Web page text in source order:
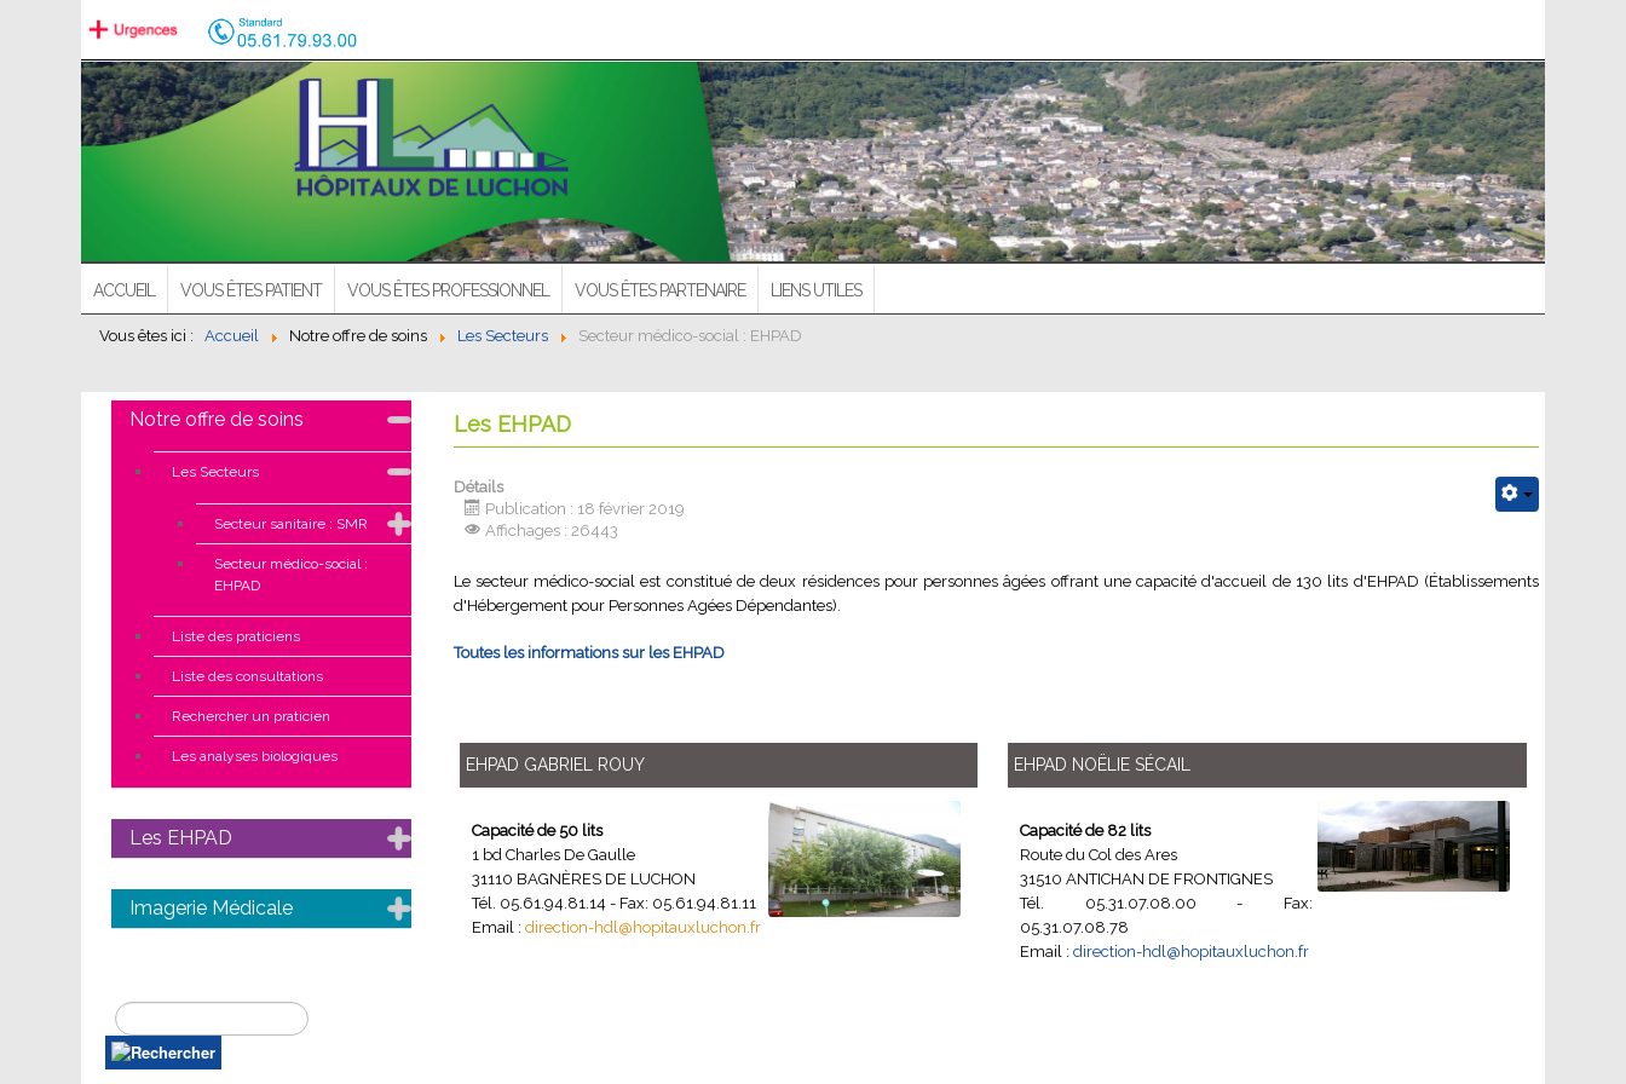
ACCUEIL VOUS ÊTES PATIENT VOUS ÊTES PROFESSIONNEL VOUS ÊTES PARTENAIRE LIENS UTILES
Vous êtes ici : Accueil Notre offre de soins Les Secteurs Secteur médico-social : EHPAD
Notre offre de soins
Les Secteurs
Secteur sanitaire : SMR
Secteur médico-social :
EHPAD
Liste des praticiens
Liste des consultations
Rechercher un praticien
Les analyses biologiques
Les EHPAD
Imagerie Médicale
Les EHPAD
Détails
Publication : 18 février 2019
Affichages : 26443
Le secteur médico-social est constitué de deux résidences pour personnes âgées offrant une capacité d'accueil de 130 lits d'EHPAD (Établissements
d'Hébergement pour Personnes Agées Dépendantes).
Toutes les informations sur les EHPAD
EHPAD GABRIEL ROUY
Capacité de 50 lits
1 bd Charles De Gaulle
31110 BAGNÈRES DE LUCHON
Tél. 05.61.94.81.14 - Fax: 05.61.94.81.11
Email : direction-hdl@hopitauxluchon.fr
EHPAD NOËLIE SÉCAIL
Capacité de 82 lits
Route du Col des Ares
31510 ANTICHAN DE FRONTIGNES
Tél. 05.31.07.08.00 - Fax:
05.31.07.08.78
Email :direction-hdl@hopitauxluchon.fr